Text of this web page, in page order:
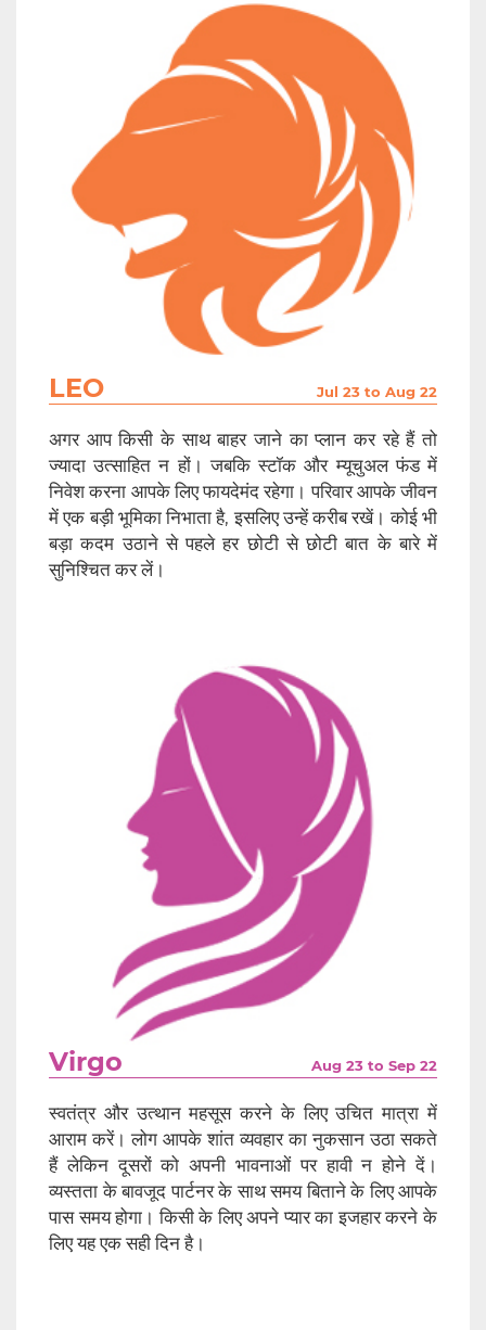
LEO Jul 23 to Aug 22
अगर आप किसी के साथ बाहर जाने का प्लान कर रहे हैं तो
ज्यादा उत्साहित न हों। जबकि स्टॉक और म्यूचुअल फंड में
निवेश करना आपके लिए फायदेमंद रहेगा। परिवार आपके जीवन
में एक बड़ी भूमिका निभाता है, इसलिए उन्हें करीब रखें। कोई भी
बड़ा कदम उठाने से पहले हर छोटी से छोटी बात के बारे में
सुनिश्चित कर लें।
Virgo Aug 23 to Sep 22
स्वतंत्र और उत्थान महसूस करने के लिए उचित मात्रा में
आराम करें। लोग आपके शांत व्यवहार का नुकसान उठा सकते
हैं लेकिन दूसरों को अपनी भावनाओं पर हावी न होने दें।
व्यस्तता के बावजूद पार्टनर के साथ समय बिताने के लिए आपके
पास समय होगा। किसी के लिए अपने प्यार का इजहार करने के
लिए यह एक सही दिन है।